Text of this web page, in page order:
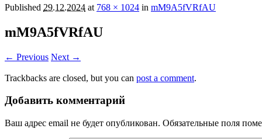
Published 29.12.2024 at 768 × 1024 in mM9A5fVRfAU
mM9A5fVRfAU
← Previous Next →
Trackbacks are closed, but you can post a comment.
Добавить комментарий
Ваш адрес email не будет опубликован. Обязательные поля